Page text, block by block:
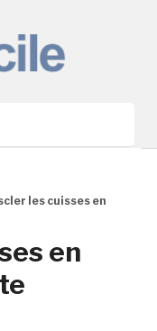
les cuisses en
en